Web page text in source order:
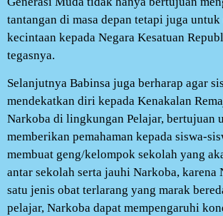
tantangan di masa depan tetapi juga
kecintaan kepada Negara Kesatuan
tegasnya.
Selanjutnya Babinsa juga berharap agar
mendekatkan diri kepada Kenakalan
Narkoba di lingkungan Pelajar, bertujuan
memberikan pemahaman kepada siswa-
membuat geng/kelompok sekolah yang
antar sekolah serta jauhi Narkoba, karena
satu jenis obat terlarang yang marak
pelajar, Narkoba dapat mempengaruhi